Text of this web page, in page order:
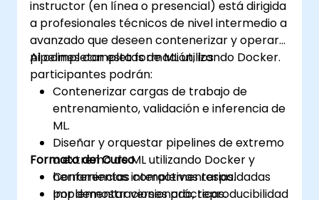
instructor (en línea o presencial) está dirigida
a profesionales técnicos de nivel intermedio a
avanzado que deseen contenerizar y operar
pipelines completas de ML utilizando Docker.
Al completar esta formación, los
participantes podrán:
Contenerizar cargas de trabajo de
entrenamiento, validación e inferencia de
ML.
Diseñar y orquestar pipelines de extremo
a extremo de ML utilizando Docker y
herramientas complementarias.
Implementar versionado, reproducibilidad
Formato del Curso
Conferencias interactivas respaldadas
por demostraciones prácticas.